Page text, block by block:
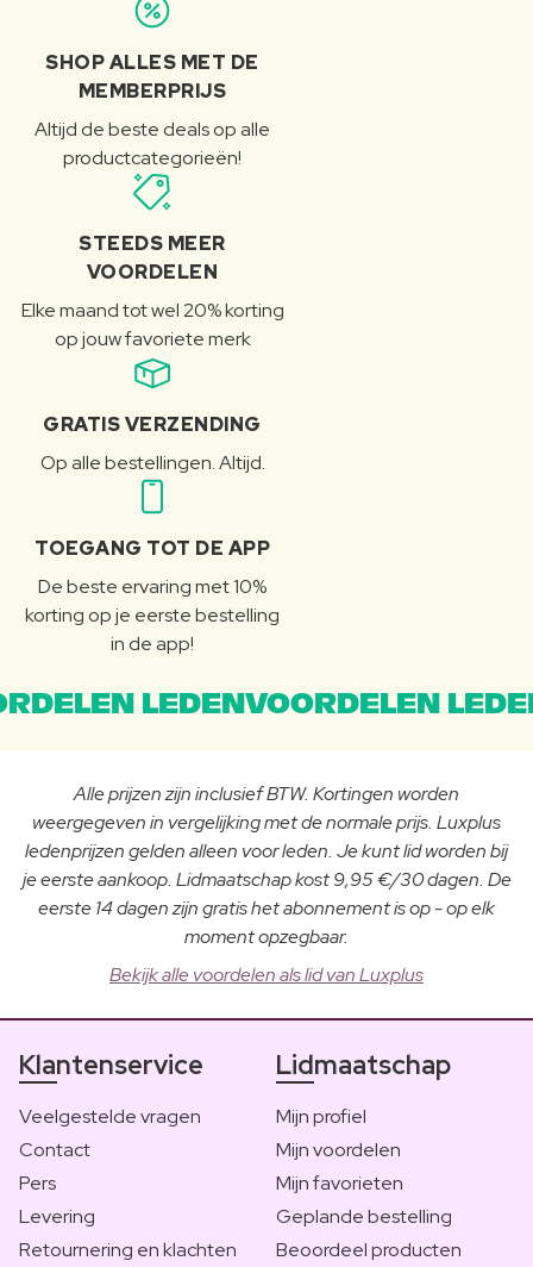
SHOP ALLES MET DE
MEMBERPRIJS
Altijd de beste deals op alle
productcategorieën!
STEEDS MEER
VOORDELEN
Elke maand tot wel 20% korting
op jouw favoriete merk
GRATIS VERZENDING
Op alle bestellingen. Altijd.
TOEGANG TOT DE APP
De beste ervaring met 10%
korting op je eerste bestelling
in de app!
LEDENVOORDELEN
Alle prijzen zijn inclusief BTW. Kortingen worden
weergegeven in vergelijking met de normale prijs. Luxplus
ledenprijzen gelden alleen voor leden. Je kunt lid worden bij
je eerste aankoop. Lidmaatschap kost 9,95 €/30 dagen. De
eerste 14 dagen zijn gratis het abonnement is op - op elk
moment opzegbaar.
Bekijk alle voordelen als lid van Luxplus
Klantenservice
Veelgestelde vragen
Contact
Pers
Levering
Retournering en klachten
Lidmaatschap
Mijn profiel
Mijn voordelen
Mijn favorieten
Geplande bestelling
Beoordeel producten